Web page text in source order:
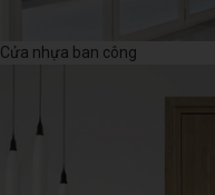
Cửa nhựa ban công